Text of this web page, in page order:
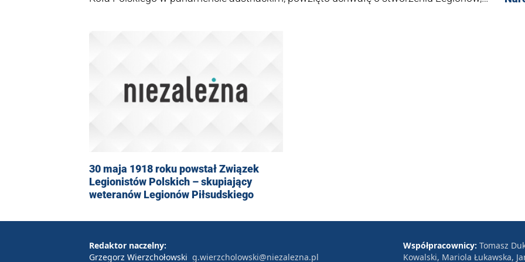
30 maja 1918 roku powstał Związek
Legionistów Polskich – skupiający
weteranów Legionów Piłsudskiego
Redaktor naczelny:
Grzegorz Wierzchołowski g.wierzcholowski@niezalezna.pl
Współpracownicy: Tomasz
Kowalski, Mariola Łukawska,